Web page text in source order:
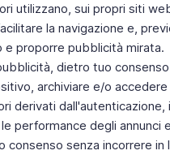
utilizzano, sui propri siti
la navigazione e,
e proporre pubblicità mirata.
dietro tuo
archiviare e/o
derivati
performance degli
consenso senza incorrere